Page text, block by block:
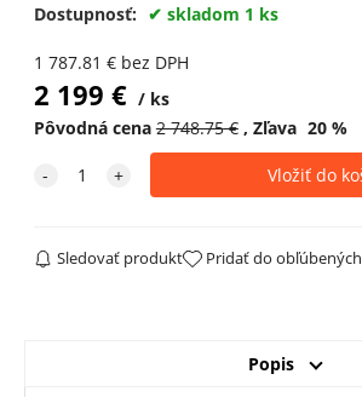
Dostupnosť: skladom 1 ks
1 787.81 € bez DPH
2 199 €
ks
Pôvodná cena 2 748.75€ Zľava 20%
Sledovať produkt Pridať do obľúbených
Popis